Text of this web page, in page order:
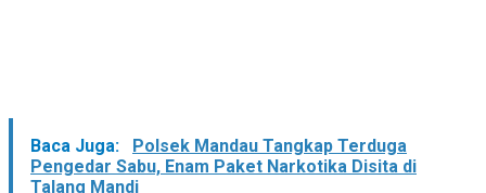
Baca Juga:
Polsek Mandau Tangkap Terduga
Pengedar Sabu, Enam Paket Narkotika Disita di
Talang Mandi